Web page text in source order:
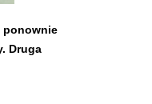
ponownie
Druga